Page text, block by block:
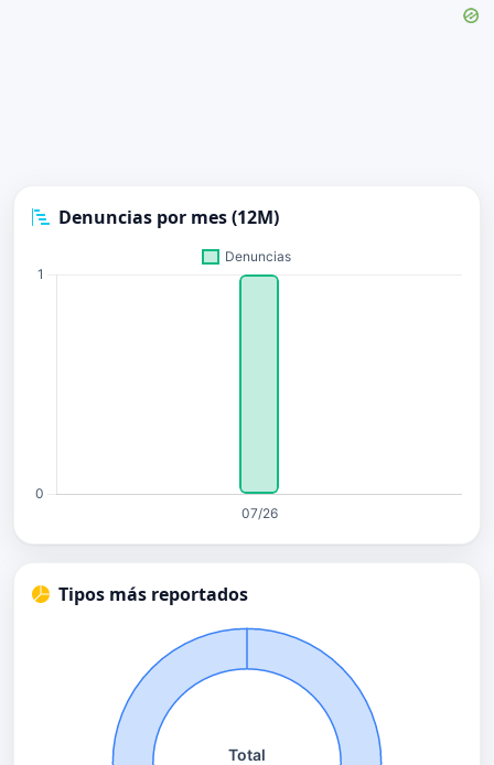
Denuncias por mes (12M)
Tipos más reportados